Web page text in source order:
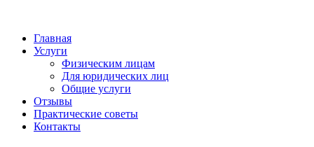
Главная
Услуги
Физическим лицам
Для юридических лиц
Общие услуги
Отзывы
Практические советы
Контакты